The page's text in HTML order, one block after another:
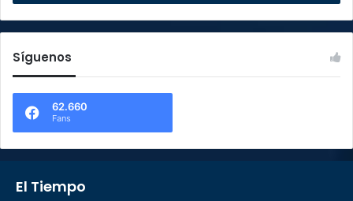
Síguenos
62.660
Fans
El Tiempo